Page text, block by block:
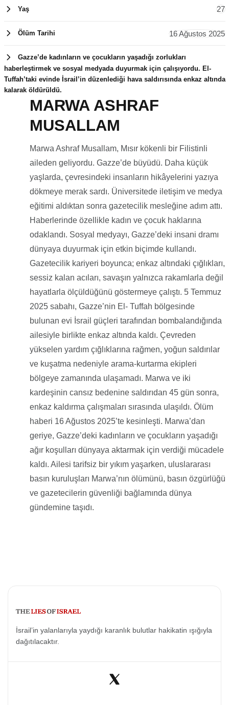
Yaş 27
Ölüm Tarihi 16 Ağustos 2025
Gazze’de kadınların ve çocukların yaşadığı zorlukları
haberleştirmek ve sosyal medyada duyurmak için çalışıyordu. El-
Tuffah’taki evinde İsrail’in düzenlediği hava saldırısında enkaz altında
kalarak öldürüldü.
MARWA ASHRAF
MUSALLAM
Marwa Ashraf Musallam, Mısır kökenli bir Filistinli
aileden geliyordu. Gazze’de büyüdü. Daha küçük
yaşlarda, çevresindeki insanların hikâyelerini yazıya
dökmeye merak sardı. Üniversitede iletişim ve medya
eğitimi aldıktan sonra gazetecilik mesleğine adım attı.
Haberlerinde özellikle kadın ve çocuk haklarına
odaklandı. Sosyal medyayı, Gazze’deki insani dramı
dünyaya duyurmak için etkin biçimde kullandı.
Gazetecilik kariyeri boyunca; enkaz altındaki çığlıkları,
sessiz kalan acıları, savaşın yalnızca rakamlarla değil
hayatlarla ölçüldüğünü göstermeye çalıştı. 5 Temmuz
2025 sabahı, Gazze’nin El- Tuffah bölgesinde
bulunan evi İsrail güçleri tarafından bombalandığında
ailesiyle birlikte enkaz altında kaldı. Çevreden
yükselen yardım çığlıklarına rağmen, yoğun saldırılar
ve kuşatma nedeniyle arama-kurtarma ekipleri
bölgeye zamanında ulaşamadı. Marwa ve iki
kardeşinin cansız bedenine saldırıdan 45 gün sonra,
enkaz kaldırma çalışmaları sırasında ulaşıldı. Ölüm
haberi 16 Ağustos 2025’te kesinleşti. Marwa’dan
geriye, Gazze’deki kadınların ve çocukların yaşadığı
ağır koşulları dünyaya aktarmak için verdiği mücadele
kaldı. Ailesi tarifsiz bir yıkım yaşarken, uluslararası
basın kuruluşları Marwa’nın ölümünü, basın özgürlüğü
ve gazetecilerin güvenliği bağlamında dünya
gündemine taşıdı.
İsrail’in yalanlarıyla yaydığı karanlık bulutlar hakikatin ışığıyla
dağıtılacaktır.